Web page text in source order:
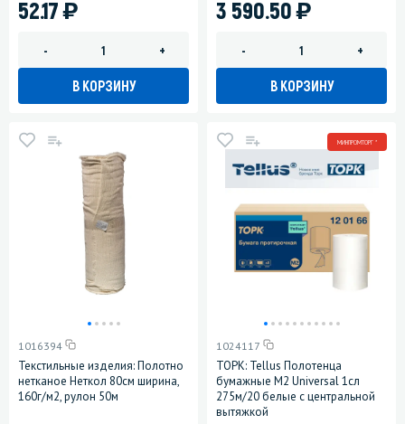
52.17)
- +
В КОРЗИНУ
3 590.50)
- +
В КОРЗИНУ
1016394
Текстильные изделия: Полотно
нетканое Неткол 80см ширина,
160г/м2, рулон 50м
МИНПРОМТОРГ *
1024117
ТОРК: Tellus Полотенца
бумажные M2 Universal 1сл
275м/20 белые с центральной
вытяжкой